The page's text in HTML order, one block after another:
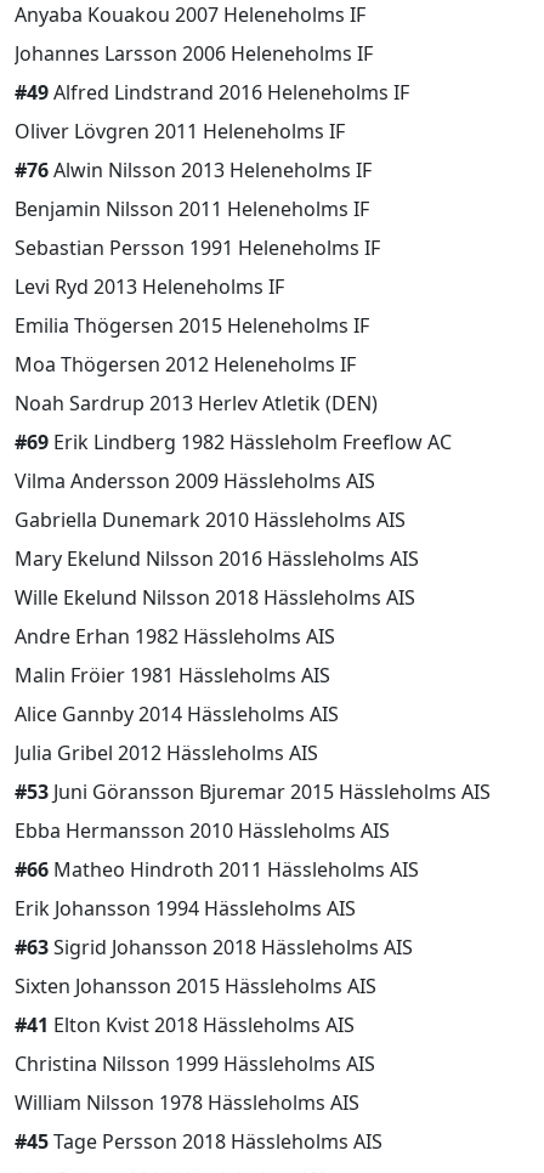
Anyaba Kouakou 2007 Heleneholms IF
Johannes Larsson 2006 Heleneholms IF
#49Alfred Lindstrand 2016 Heleneholms IF
Oliver Lövgren 2011 Heleneholms IF
#76Alwin Nilsson 2013 Heleneholms IF
Benjamin Nilsson 2011 Heleneholms IF
Sebastian Persson 1991 Heleneholms IF
Levi Ryd 2013 Heleneholms IF
Emilia Thögersen 2015 Heleneholms IF
Moa Thögersen 2012 Heleneholms IF
Noah Sardrup 2013 Herlev Atletik (DEN)
#69 Erik Lindberg 1982 Hässleholm Freeflow AC
Vilma Andersson 2009 Hässleholms AIS
Gabriella Dunemark 2010 Hässleholms AIS
Mary Ekelund Nilsson 2016 Hässleholms AIS
Wille Ekelund Nilsson 2018 Hässleholms AIS
Andre Erhan 1982 Hässleholms AIS
Malin Fröier 1981 Hässleholms AIS
Alice Gannby 2014 Hässleholms AIS
Julia Gribel 2012 Hässleholms AIS
#53 Juni Göransson Bjuremar 2015 Hässleholms AIS
Ebba Hermansson 2010 Hässleholms AIS
#66 Matheo Hindroth 2011 Hässleholms AIS
Erik Johansson 1994 Hässleholms AIS
#63Sigrid Johansson 2018 Hässleholms AIS
Sixten Johansson 2015 Hässleholms AIS
#41 Elton Kvist 2018 Hässleholms AIS
Christina Nilsson 1999 Hässleholms AIS
William Nilsson 1978 Hässleholms AIS
#45Tage Persson 2018 Hässleholms AIS